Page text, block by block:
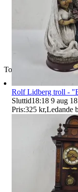
Toppsäljare
Rolf Lidberg troll -
Sluttid18:18 9 aug
Pris:325 kr,Ledande